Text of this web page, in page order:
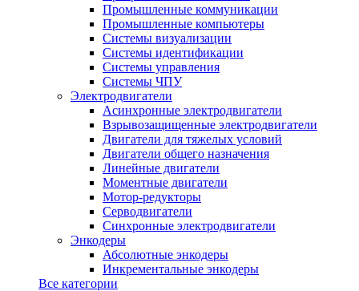
Промышленные коммуникации
Промышленные компьютеры
Системы визуализации
Системы идентификации
Системы управления
Системы ЧПУ
Электродвигатели
Асинхронные электродвигатели
Взрывозащищенные электродвигатели
Двигатели для тяжелых условий
Двигатели общего назначения
Линейные двигатели
Моментные двигатели
Мотор-редукторы
Серводвигатели
Синхронные электродвигатели
Энкодеры
Абсолютные энкодеры
Инкрементальные энкодеры
Все категории